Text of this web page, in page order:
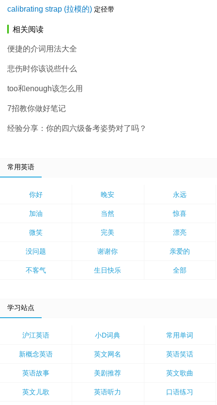
calibrating strap (拉模的) 定径带
相关阅读
便捷的介词用法大全
悲伤时你该说些什么
too和enough该怎么用
7招教你做好笔记
经验分享：你的四六级备考姿势对了吗？
常用英语
你好 晚安 永远
加油 当然 惊喜
微笑 完美 漂亮
没问题 谢谢你 亲爱的
不客气 生日快乐 全部
学习站点
沪江英语 小D词典 常用单词
新概念英语 英文网名 英语笑话
英语故事 美剧推荐 英文歌曲
英文儿歌 英语听力 口语练习